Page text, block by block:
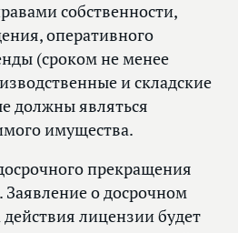
собственности,
оперативного
(сроком не менее
и складские
должны являться
имущества.
прекращения
о досрочном
лицензии будет